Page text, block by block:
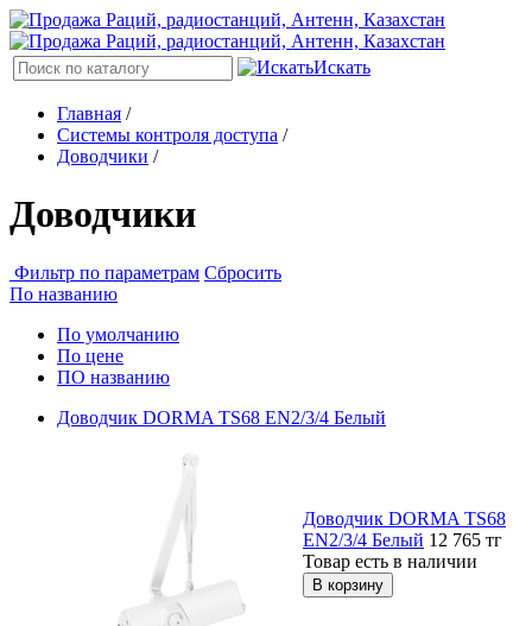
Искать
Главная /
Системы контроля доступа /
Доводчики /
Доводчики
Фильтр по параметрам Сбросить
По названию
По умолчанию
По цене
ПО названию
Доводчик DORMA TS68 EN2/3/4 Белый
Доводчик DORMA TS68
EN2/3/4 Белый 12 765 тг
Товар есть в наличии